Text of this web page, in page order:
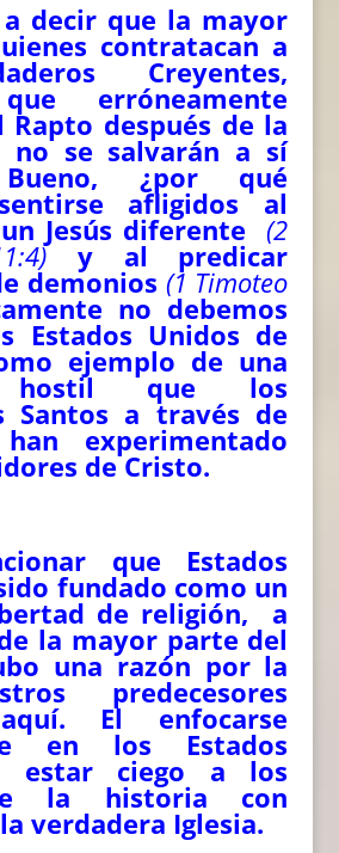
decir que la mayor
contratacan a
Creyentes,
erróneamente
Rapto después de la
no se salvarán a sí
¿por qué
afligidos al
Jesús diferente (2
y al predicar
demonios (1 Timoteo
no debemos
Estados Unidos de
ejemplo de una
hostil que los
Santos a través de
experimentado
de Cristo.
que Estados
fundado como un
de religión, a
la mayor parte del
una razón por la
predecesores
El enfocarse
en los Estados
estar ciego a los
la historia con
verdadera Iglesia.